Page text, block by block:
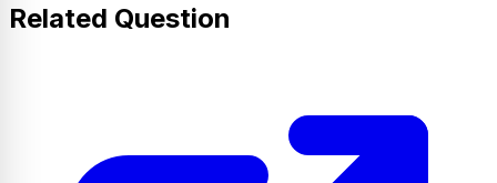
Related Question